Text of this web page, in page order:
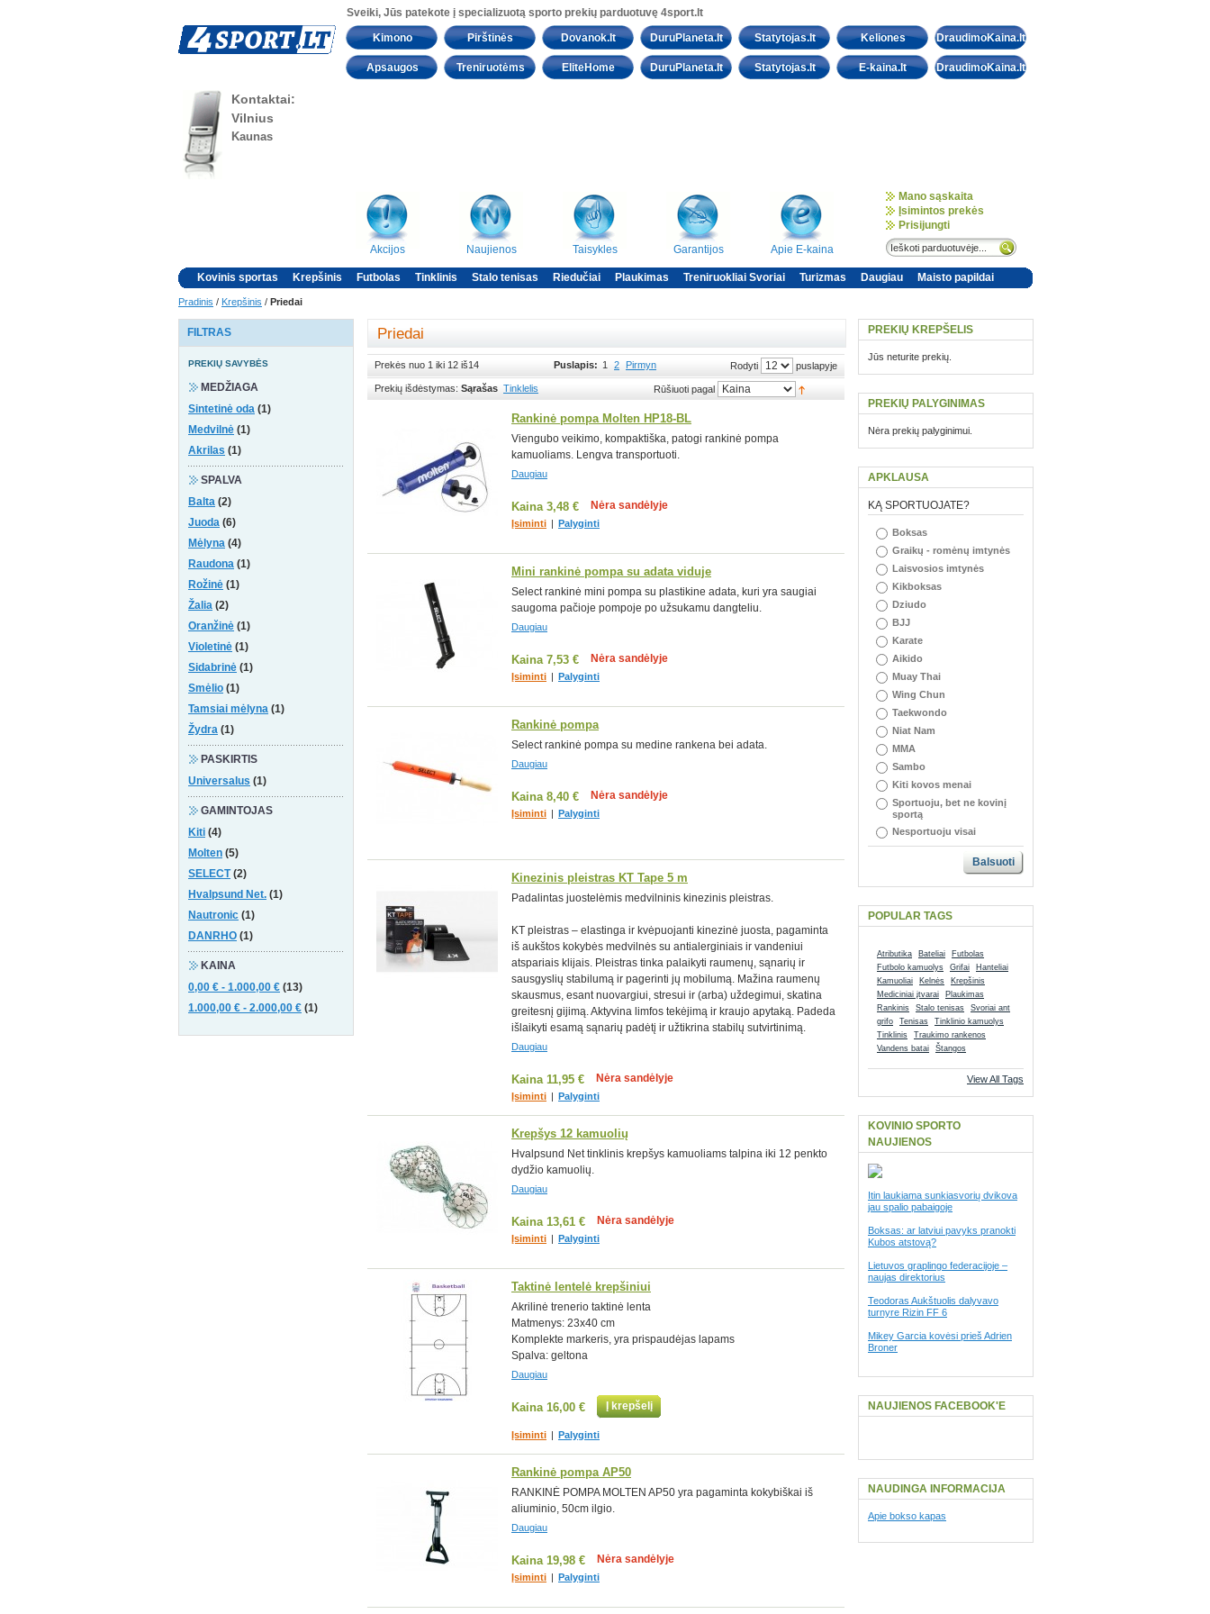
Sveiki, Jūs patekote į specializuotą sporto prekių parduotuvę 4sport.lt
Kimono
Pirštinės Dovanok.lt DuruPlaneta.lt Statytojas.lt Keliones DraudimoKaina.lt
Apsaugos Treniruotėms EliteHome DuruPlaneta.lt Statytojas.lt E-kaina.lt DraudimoKaina.lt
Kontaktai:
Vilnius
Kaunas
Akcijos Naujienos Taisykles Garantijos Apie E-kaina
Mano sąskaita
Įsimintos prekės
Prisijungti
Kovinis sportas Krepšinis Futbolas Tinklinis Stalo tenisas Riedučiai Plaukimas Treniruokliai Svoriai Turizmas Daugiau Maisto papildai
Pradinis / Krepšinis / Priedai
Priedai
Prekės nuo 1 iki 12 iš14 Rodyti puslapyje
Puslapis: 1 2 Pirmyn
Prekių išdėstymas: Sąrašas Tinklelis Rūšiuoti pagal
Rankinė pompa Molten HP18-BL
Viengubo veikimo, kompaktiška, patogi rankinė pompa
kamuoliams. Lengva transportuoti.
Daugiau
Kaina 3,48 € Nėra sandėlyje
Įsiminti | Palyginti
Mini rankinė pompa su adata viduje
Select rankinė mini pompa su plastikine adata, kuri yra saugiai
saugoma pačioje pompoje po užsukamu dangteliu.
Daugiau
Kaina 7,53 € Nėra sandėlyje
Įsiminti | Palyginti
Rankinė pompa
Select rankinė pompa su medine rankena bei adata.
Daugiau
Kaina 8,40 € Nėra sandėlyje
Įsiminti | Palyginti
Kinezinis pleistras KT Tape 5 m
Padalintas juostelėmis medvilninis kinezinis pleistras.
KT pleistras – elastinga ir kvėpuojanti kinezinė juosta, pagaminta
iš aukštos kokybės medvilnės su antialerginiais ir vandeniui
atspariais klijais. Pleistras tinka palaikyti raumenų, sąnarių ir
sausgyslių stabilumą ir pagerinti jų mobilumą. Mažina raumenų
skausmus, esant nuovargiui, stresui ir (arba) uždegimui, skatina
greitesnį gijimą. Aktyvina limfos tekėjimą ir kraujo apytaką. Padeda
išlaikyti esamą sąnarių padėtį ir užtikrina stabilų sutvirtinimą.
Daugiau
Kaina 11,95 € Nėra sandėlyje
Įsiminti | Palyginti
Krepšys 12 kamuolių
Hvalpsund Net tinklinis krepšys kamuoliams talpina iki 12 penkto
dydžio kamuolių.
Daugiau
Kaina 13,61 € Nėra sandėlyje
Įsiminti | Palyginti
Taktinė lentelė krepšiniui
Akrilinė trenerio taktinė lenta
Matmenys: 23x40 cm
Komplekte markeris, yra prispaudėjas lapams
Spalva: geltona
Daugiau
Kaina 16,00 € Į krepšelį
Įsiminti | Palyginti
Rankinė pompa AP50
RANKINĖ POMPA MOLTEN AP50 yra pagaminta kokybiškai iš
aliuminio, 50cm ilgio.
Daugiau
Kaina 19,98 € Nėra sandėlyje
Įsiminti | Palyginti
FILTRAS
PREKIŲ SAVYBĖS
MEDŽIAGA
Sintetinė oda (1)
Medvilnė (1)
Akrilas (1)
SPALVA
Balta (2)
Juoda (6)
Mėlyna (4)
Raudona (1)
Rožinė (1)
Žalia (2)
Oranžinė (1)
Violetinė (1)
Sidabrinė (1)
Smėlio (1)
Tamsiai mėlyna (1)
Žydra (1)
PASKIRTIS
Universalus (1)
GAMINTOJAS
Kiti (4)
Molten (5)
SELECT(2)
Hvalpsund Net. (1)
Nautronic (1)
DANRHO (1)
KAINA
0,00 € - 1.000,00 € (13)
1.000,00 € - 2.000,00 € (1)
PREKIŲ KREPŠELIS
Jūs neturite prekių.
PREKIŲ PALYGINIMAS
Nėra prekių palyginimui.
APKLAUSA
KĄ SPORTUOJATE?
Boksas
Graikų - romėnų imtynės
Laisvosios imtynės
Kikboksas
Dziudo
BJJ
Karate
Aikido
Muay Thai
Wing Chun
Taekwondo
Niat Nam
MMA
Sambo
Kiti kovos menai
Sportuoju, bet ne kovinį
sportą
Nesportuoju visai
Balsuoti
POPULAR TAGS
Atributika Bateliai
Futbolas
Futbolo kamuolys
Grifai
Hanteliai
Kamuoliai
Kelnės
Krepšinis
Mediciniai įtvarai
Plaukimas
Rankinis
Stalo tenisas
Svoriai ant
grifo
Tenisas
Tinklinio kamuolys
Tinklinis
Traukimo rankenos
Vandens batai
Štangos
View All Tags
KOVINIO SPORTO
NAUJIENOS
Itin laukiama sunkiasvorių dvikova
jau spalio pabaigoje
Boksas: ar latviui pavyks pranokti
Kubos atstovą?
Lietuvos graplingo federacijoje –
naujas direktorius
Teodoras Aukštuolis dalyvavo
turnyre Rizin FF 6
Mikey Garcia kovėsi prieš Adrien
Broner
NAUJIENOS FACEBOOK'E
NAUDINGA INFORMACIJA
Apie bokso kapas